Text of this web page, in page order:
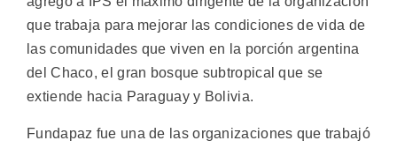
que trabaja para mejorar las condiciones de vida de
las comunidades que viven en la porción argentina
del Chaco, el gran bosque subtropical que se
extiende hacia Paraguay y Bolivia.
Fundapaz fue una de las organizaciones que trabajó